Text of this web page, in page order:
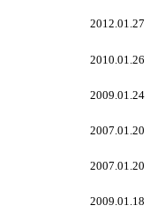
2012.01.27
2010.01.26
2009.01.24
2007.01.20
2007.01.20
2009.01.18